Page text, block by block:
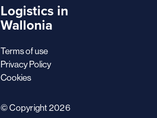
Logistics in
Wallonia
Terms of use
Privacy Policy
Cookies
© Copyright 2026